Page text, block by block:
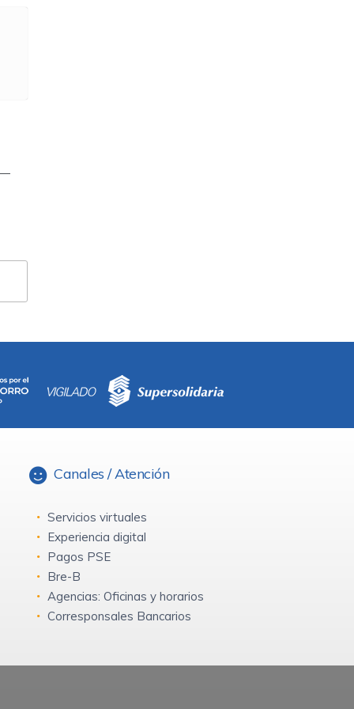
Canales / Atención
Servicios virtuales
Experiencia digital
Pagos PSE
Bre-B
Agencias: Oficinas y horarios
Corresponsales Bancarios